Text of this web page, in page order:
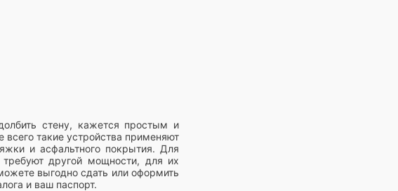
стену, кажется простым и
такие устройства применяют
и асфальтного покрытия. Для
другой мощности, для их
выгодно сдать или оформить
и ваш паспорт.